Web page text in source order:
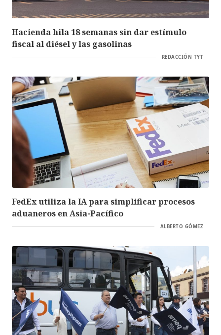
Hacienda hila 18 semanas sin dar estímulo
fiscal al diésel y las gasolinas
REDACCIÓN TYT
FedEx utiliza la IA para simplificar procesos
aduaneros en Asia-Pacífico
ALBERTO GÓMEZ